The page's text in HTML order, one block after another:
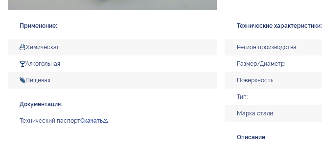
Применение:
Химическая
Алкогольная
Пищевая
Документация:
Технический паспортСкачать
Технические характеристики:
Регион производства:
Размер/Диаметр:
Поверхность:
Тип:
Марка стали:
Описание: